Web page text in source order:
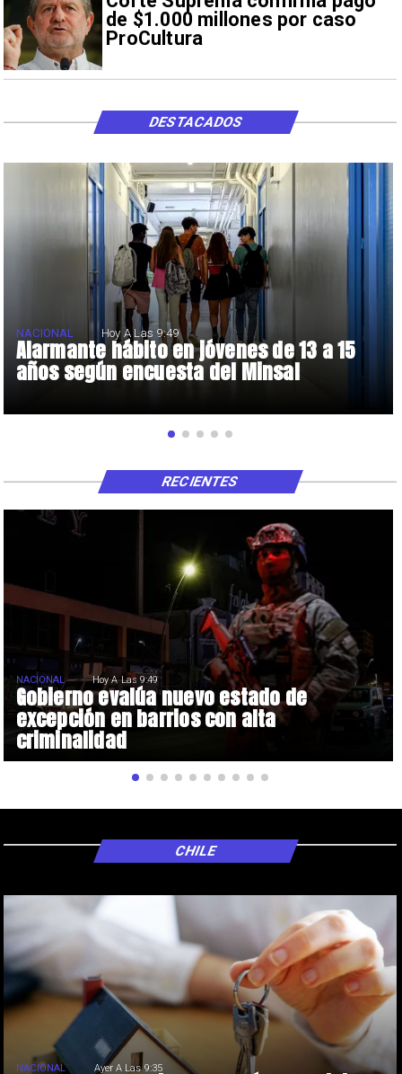
de $1.000 millones por caso
ProCultura
Alarmante hábito en jóvenes de 13 a 15
años según encuesta del Minsal
NACIONAL Hoy A Las 9:49
DESTACADOS
Gobierno evalúa nuevo estado de
excepción en barrios con alta
criminalidad
NACIONAL Hoy A Las 9:49
RECIENTES
NACIONAL Ayer A Las 9:35
CHILE